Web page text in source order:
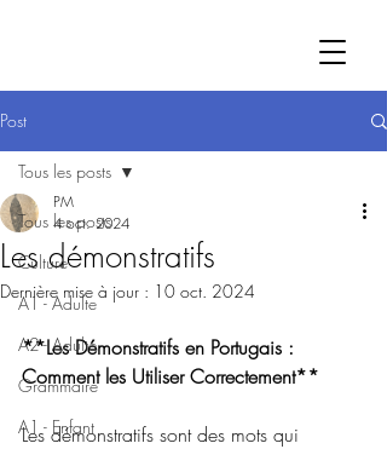
Post
Tous les posts
Culture
A1 - Adulte
A2 - Adulte
Grammaire
A1 - Enfant
Tous les posts
Les démonstratifs
PM
4 oct. 2024
Dernière mise à jour : 10 oct. 2024
**Les Démonstratifs en Portugais :
Comment les Utiliser Correctement**
Les démonstratifs sont des mots qui